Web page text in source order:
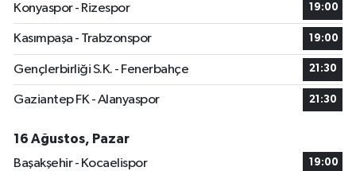
Konyaspor - Rizespor
19:00
Kasımpaşa - Trabzonspor 19:00
Gençlerbirliği S.K. - Fenerbahçe 21:30
Gaziantep FK - Alanyaspor 21:30
16 Ağustos, Pazar
Başakşehir - Kocaelispor
19:00